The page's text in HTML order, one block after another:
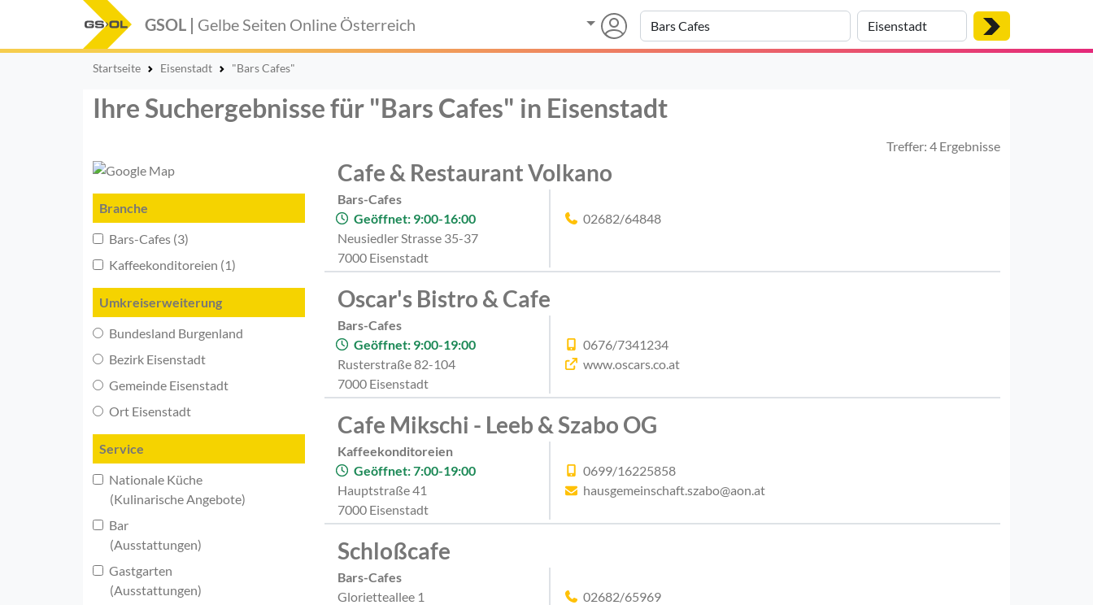
GSOL | Gelbe Seiten Online Österreich
Startseite Eisenstadt "Bars Cafes"
Ihre Suchergebnisse für "Bars Cafes" in Eisenstadt
Treffer: 4 Ergebnisse
Branche
Bars-Cafes (3)
Kaffeekonditoreien (1)
Umkreiserweiterung
Bundesland Burgenland
Bezirk Eisenstadt
Gemeinde Eisenstadt
Ort Eisenstadt
Service
Nationale Küche
(Kulinarische Angebote)
Bar
(Ausstattungen)
Gastgarten
(Ausstattungen)
Cafe & Restaurant Volkano
Bars-Cafes
Geöffnet: 9:00-16:00
Neusiedler Strasse 35-37
7000 Eisenstadt
02682/64848
Oscar's Bistro & Cafe
Bars-Cafes
Geöffnet: 9:00-19:00
Rusterstraße 82-104
7000 Eisenstadt
0676/7341234
www.oscars.co.at
Cafe Mikschi - Leeb & Szabo OG
Kaffeekonditoreien
Geöffnet: 7:00-19:00
Hauptstraße 41
7000 Eisenstadt
0699/16225858
hausgemeinschaft.szabo@aon.at
Schloßcafe
Bars-Cafes
Glorietteallee 1
02682/65969